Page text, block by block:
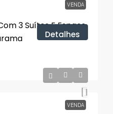
VENDA
3 Suítes E Espaço
Detalhes
VENDA